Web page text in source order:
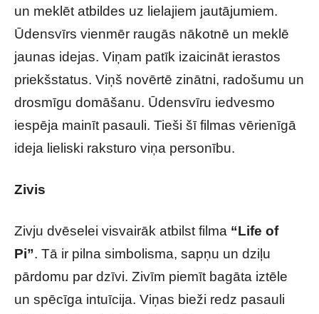
un meklēt atbildes uz lielajiem jautājumiem.
Ūdensvīrs vienmēr raugās nākotnē un meklē
jaunas idejas. Viņam patīk izaicināt ierastos
priekšstatus. Viņš novērtē zinātni, radošumu un
drosmīgu domāšanu. Ūdensvīru iedvesmo
iespēja mainīt pasauli. Tieši šī filmas vērienīgā
ideja lieliski raksturo viņa personību.
Zivis
Zivju dvēselei visvairāk atbilst filma “Life of
Pi”. Tā ir pilna simbolisma, sapņu un dziļu
pārdomu par dzīvi. Zivīm piemīt bagāta iztēle
un spēcīga intuīcija. Viņas bieži redz pasauli